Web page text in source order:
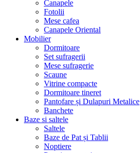
Canapele
Fotolii
Mese cafea
Canapele Oriental
Mobilier
Dormitoare
Set sufragerii
Mese sufragerie
Scaune
Vitrine compacte
Dormitoare tineret
Pantofare și Dulapuri Metalice
Banchete
Baze si saltele
Saltele
Baze de Pat și Tablii
Noptiere